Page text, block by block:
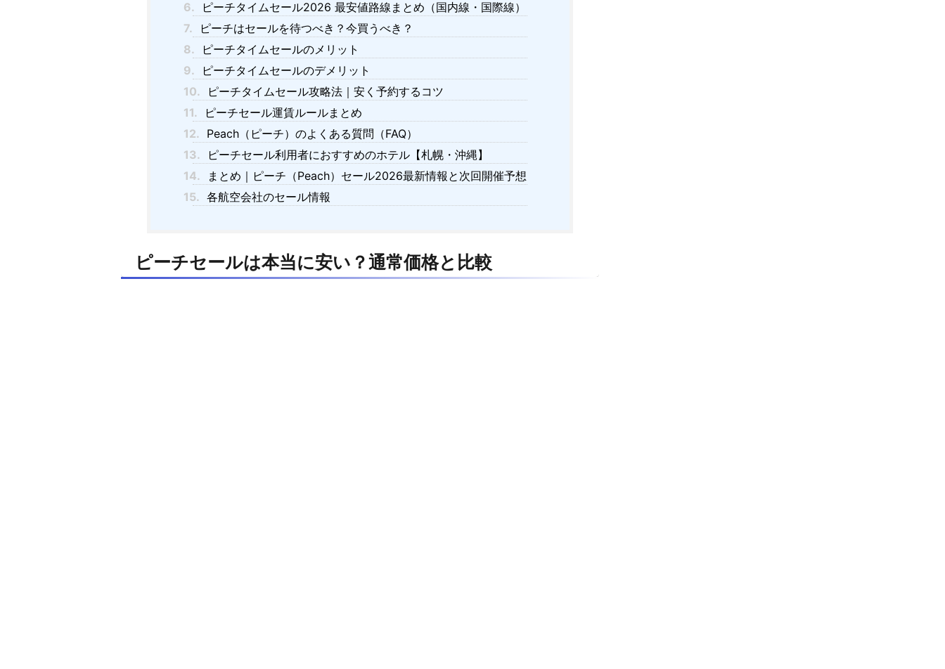
6.
ピーチタイムセール2026 最安値路線まとめ（国内線・国際線）
7.
ピーチはセールを待つべき？今買うべき？
8.
ピーチタイムセールのメリット
9.
ピーチタイムセールのデメリット
10.
ピーチタイムセール攻略法｜安く予約するコツ
11.
ピーチセール運賃ルールまとめ
12. Peach（ピーチ）のよくある質問（FAQ）
13.
ピーチセール利用者におすすめのホテル【札幌・沖縄】
14.
まとめ｜ピーチ（Peach）セール2026最新情報と次回開催予想
15. 各航空会社のセール情報
ピーチセールは本当に安い？通常価格と比較